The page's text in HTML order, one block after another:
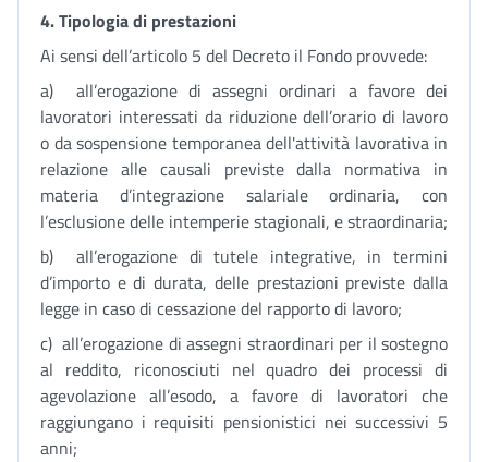
4. Tipologia di prestazioni
Ai sensi dell’articolo 5 del Decreto il Fondo provvede:
a) all’erogazione di assegni ordinari a favore dei
lavoratori interessati da riduzione dell’orario di lavoro
o da sospensione temporanea dell'attività lavorativa in
relazione alle causali previste dalla normativa in
materia d’integrazione salariale ordinaria, con
l’esclusione delle intemperie stagionali, e straordinaria;
b) all’erogazione di tutele integrative, in termini
d’importo e di durata, delle prestazioni previste dalla
legge in caso di cessazione del rapporto di lavoro;
c) all’erogazione di assegni straordinari per il sostegno
al reddito, riconosciuti nel quadro dei processi di
agevolazione all’esodo, a favore di lavoratori che
raggiungano i requisiti pensionistici nei successivi 5
anni;